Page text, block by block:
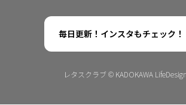
毎日更新！インスタもチェック！
レタスクラブ © KADOKAWA